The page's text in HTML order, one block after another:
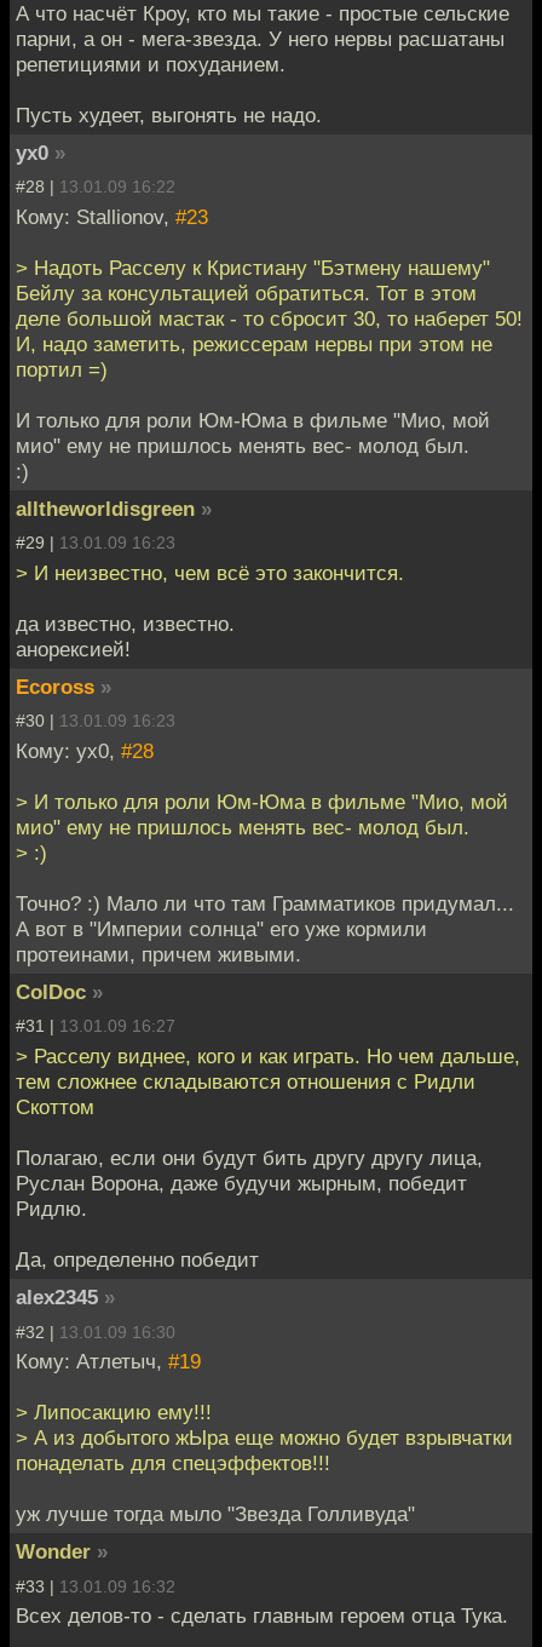
А что насчёт Кроу, кто мы такие - простые сельские
парни, а он - мега-звезда. У него нервы расшатаны
репетициями и похуданием.
Пусть худеет, выгонять не надо.
yx0 »
#28 | 13.01.09 16:22
Кому: Stallionov, #23
> Надоть Расселу к Кристиану "Бэтмену нашему"
Бейлу за консультацией обратиться. Тот в этом
деле большой мастак - то сбросит 30, то наберет 50!
И, надо заметить, режиссерам нервы при этом не
портил =)
И только для роли Юм-Юма в фильме "Мио, мой
мио" ему не пришлось менять вес- молод был.
:)
alltheworldisgreen »
#29 | 13.01.09 16:23
> И неизвестно, чем всё это закончится.
да известно, известно.
анорексией!
Ecoross »
#30 | 13.01.09 16:23
Кому: yx0, #28
> И только для роли Юм-Юма в фильме "Мио, мой
мио" ему не пришлось менять вес- молод был.
> :)
Точно? :) Мало ли что там Грамматиков придумал...
А вот в "Империи солнца" его уже кормили
протеинами, причем живыми.
ColDoc »
#31 | 13.01.09 16:27
> Расселу виднее, кого и как играть. Но чем дальше,
тем сложнее складываются отношения с Ридли
Скоттом
Полагаю, если они будут бить другу другу лица,
Руслан Ворона, даже будучи жырным, победит
Ридлю.
Да, определенно победит
alex2345 »
#32 | 13.01.09 16:30
Кому: Атлетыч, #19
> Липосакцию ему!!!
> А из добытого жЫра еще можно будет взрывчатки
понаделать для спецэффектов!!!
уж лучше тогда мыло "Звезда Голливуда"
Wonder »
#33 | 13.01.09 16:32
Всех делов-то - сделать главным героем отца Тука.